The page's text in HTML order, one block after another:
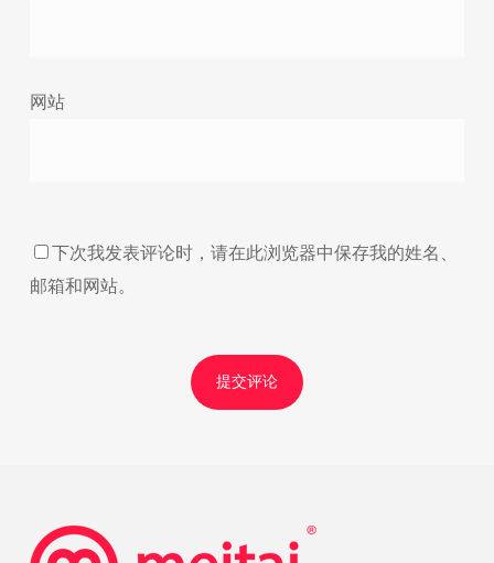
网站
下次我发表评论时，请在此浏览器中保存我的姓名、
邮箱和网站。